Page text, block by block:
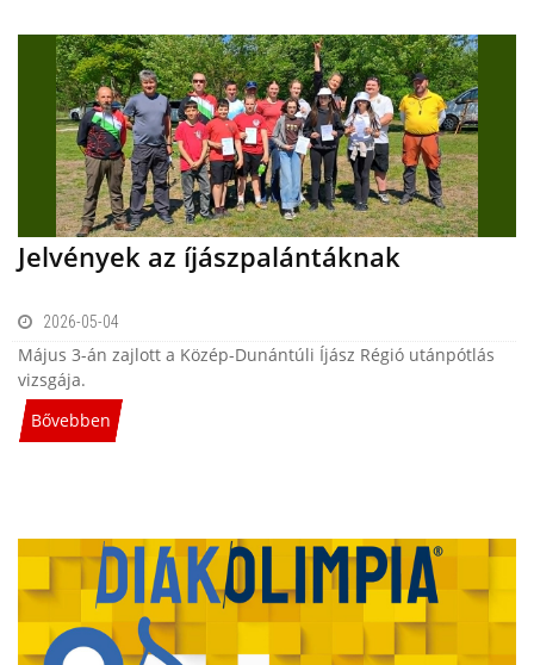
Jelvények az íjászpalántáknak
2026-05-04
Május 3-án zajlott a Közép-Dunántúli Íjász Régió utánpótlás
vizsgája.
Bővebben